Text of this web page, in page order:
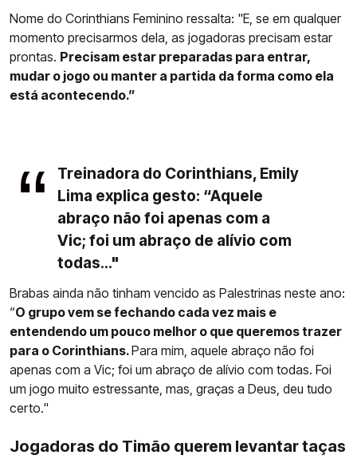
Nome do Corinthians Feminino ressalta: "E, se em qualquer
momento precisarmos dela, as jogadoras precisam estar
prontas. Precisam estar preparadas para entrar,
mudar o jogo ou manter a partida da forma como ela
está acontecendo.”
Treinadora do Corinthians, Emily
Lima explica gesto: “Aquele
abraço não foi apenas com a
Vic; foi um abraço de alívio com
todas..."
Brabas ainda não tinham vencido as Palestrinas neste ano:
“O grupo vem se fechando cada vez mais e
entendendo um pouco melhor o que queremos trazer
para o Corinthians.Para mim, aquele abraço não foi
apenas com a Vic; foi um abraço de alívio com todas. Foi
um jogo muito estressante, mas, graças a Deus, deu tudo
certo."
Jogadoras do Timão querem levantar taças